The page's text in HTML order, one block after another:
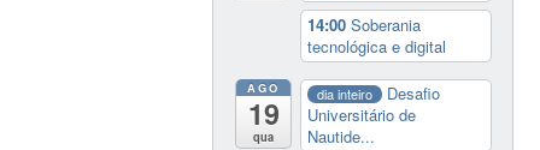
14:00Soberania
tecnológica e digital
AGO
19
qua
dia inteiro
Desafio
Universitário de
Nautide...